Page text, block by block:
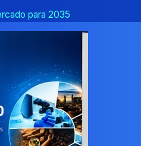
para 2035